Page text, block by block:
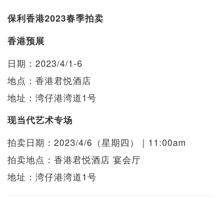
保利香港2023春季拍卖
香港预展
日期：2023/4/1-6
地点：香港君悦酒店
地址：湾仔港湾道1号
现当代艺术专场
拍卖日期：2023/4/6（星期四）｜11:00am
拍卖地点：香港君悦酒店 宴会厅
地址：湾仔港湾道1号